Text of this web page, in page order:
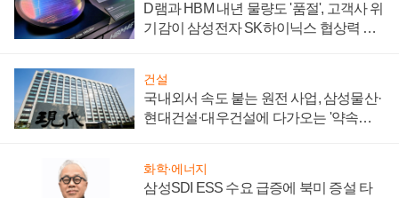
D램과 HBM 내년 물량도 '품절', 고객사 위
기감이 삼성전자 SK하이닉스 협상력 더
건설
국내외서 속도 붙는 원전 사업, 삼성물산·
현대건설·대우건설에 다가오는 '약속의
화학·에너지
삼성SDI ESS 수요 급증에 북미 증설 타